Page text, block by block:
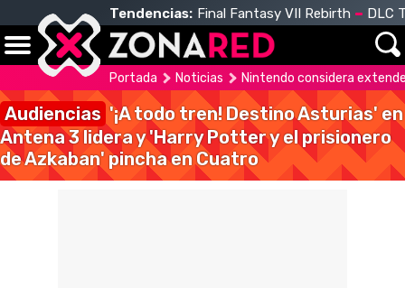
Tendencias: Final Fantasy VII Rebirth DLC
Portada Noticias Nintendo considera
Audiencias '¡A todo tren! Destino Asturias' en
Antena 3 lidera y 'Harry Potter y el prisionero
de Azkaban' pincha en Cuatro